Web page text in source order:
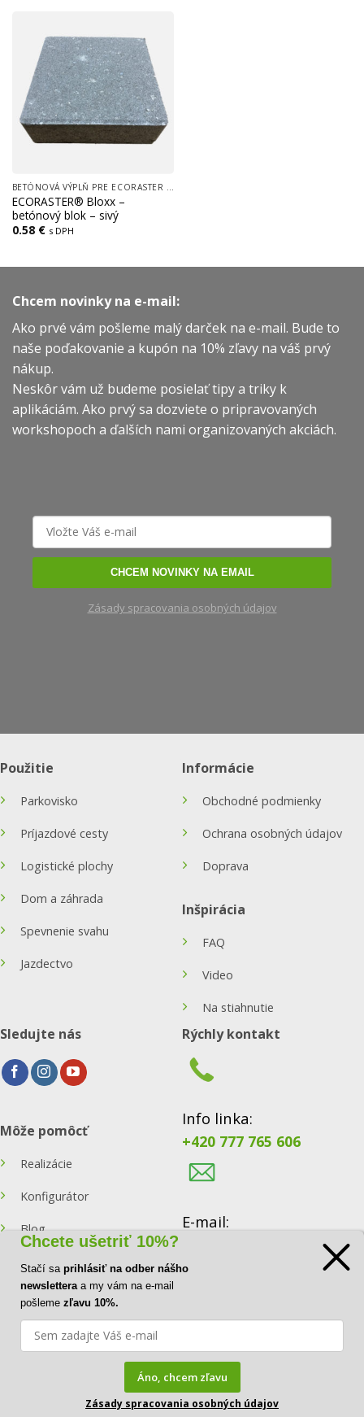
BETÓNOVÁ VÝPLŇ PRE ECORASTER BLOXX
ECORASTER® Bloxx –
betónový blok – sivý
0.58 € s DPH
Chcem novinky na e-mail:
Ako prvé vám pošleme malý darček na e-mail. Bude to
naše poďakovanie a kupón na 10% zľavy na váš prvý
nákup.
Neskôr vám už budeme posielať tipy a triky k
aplikáciám. Ako prvý sa dozviete o pripravovaných
workshopoch a ďalších nami organizovaných akciách.
CHCEM NOVINKY NA EMAIL
Zásady spracovania osobných údajov
Použitie
Parkovisko
Príjazdové cesty
Logistické plochy
Dom a záhrada
Spevnenie svahu
Jazdectvo
Informácie
Obchodné podmienky
Ochrana osobných údajov
Doprava
Inšpirácia
FAQ
Video
Na stiahnutie
Sledujte nás
Môže pomôcť
Realizácie
Konfigurátor
Blog
Kontakt
Rýchly kontakt
Info linka:
+420 777 765 606
E-mail:
Visa MasterCard
FAQ
Chcete ušetriť 10%?
Stačí sa prihlásiť na odber nášho
newsletteraa my vám na e-mail
pošleme zľavu 10%.
Áno, chcem zľavu
Zásady spracovania osobných údajov